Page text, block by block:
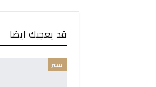
قد يعجبك ايضا
مصر